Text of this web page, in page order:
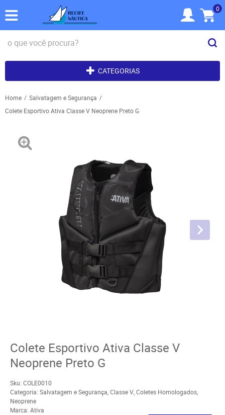
0
CATEGORIAS
Home
Salvatagem e Segurança
Colete Esportivo Ativa Classe V Neoprene Preto G
Colete Esportivo Ativa Classe V
Neoprene Preto G
Sku: COLE0010
Categoria: Salvatagem e Segurança,Classe V,Coletes Homologados,
Neoprene
Marca: Ativa